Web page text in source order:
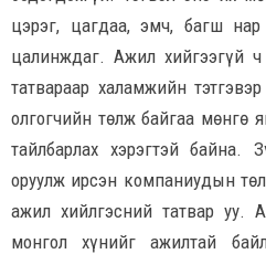
цэрэг, цагдаа, эмч, багш
цалинждаг. Ажил хийгээгүй
татвараар халамжийн
олгогчийн төлж байгаа мөнгө
тайлбарлах хэрэгтэй байна.
оруулж ирсэн компаниудын
ажил хийлгэсний татвар уу.
монгол хүнийг ажилтай